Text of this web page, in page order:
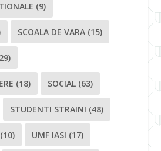
(9)
SCOALA DE VARA (15)
(18) SOCIAL (63)
STUDENTI STRAINI (48)
(10) UMF IASI (17)